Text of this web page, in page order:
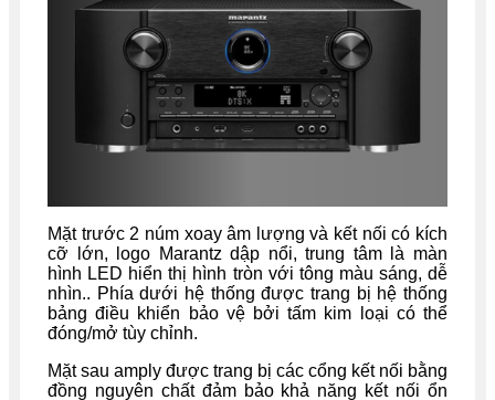
Mặt trước 2 núm xoay âm lượng và kết nối có kích
cỡ lớn, logo Marantz dập nổi, trung tâm là màn
hình LED hiển thị hình tròn với tông màu sáng, dễ
nhìn.. Phía dưới hệ thống được trang bị hệ thống
bảng điều khiển bảo vệ bởi tấm kim loại có thể
đóng/mở tùy chỉnh.
Mặt sau amply được trang bị các cổng kết nối bằng
đồng nguyên chất đảm bảo khả năng kết nối ổn